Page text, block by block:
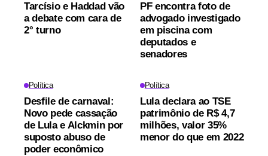
Tarcísio e Haddad vão
a debate com cara de
2° turno
PF encontra foto de
advogado investigado
em piscina com
deputados e
senadores
Política
Desfile de carnaval:
Novo pede cassação
de Lula e Alckmin por
suposto abuso de
poder econômico
Política
Lula declara ao TSE
patrimônio de R$ 4,7
milhões, valor 35%
menor do que em 2022